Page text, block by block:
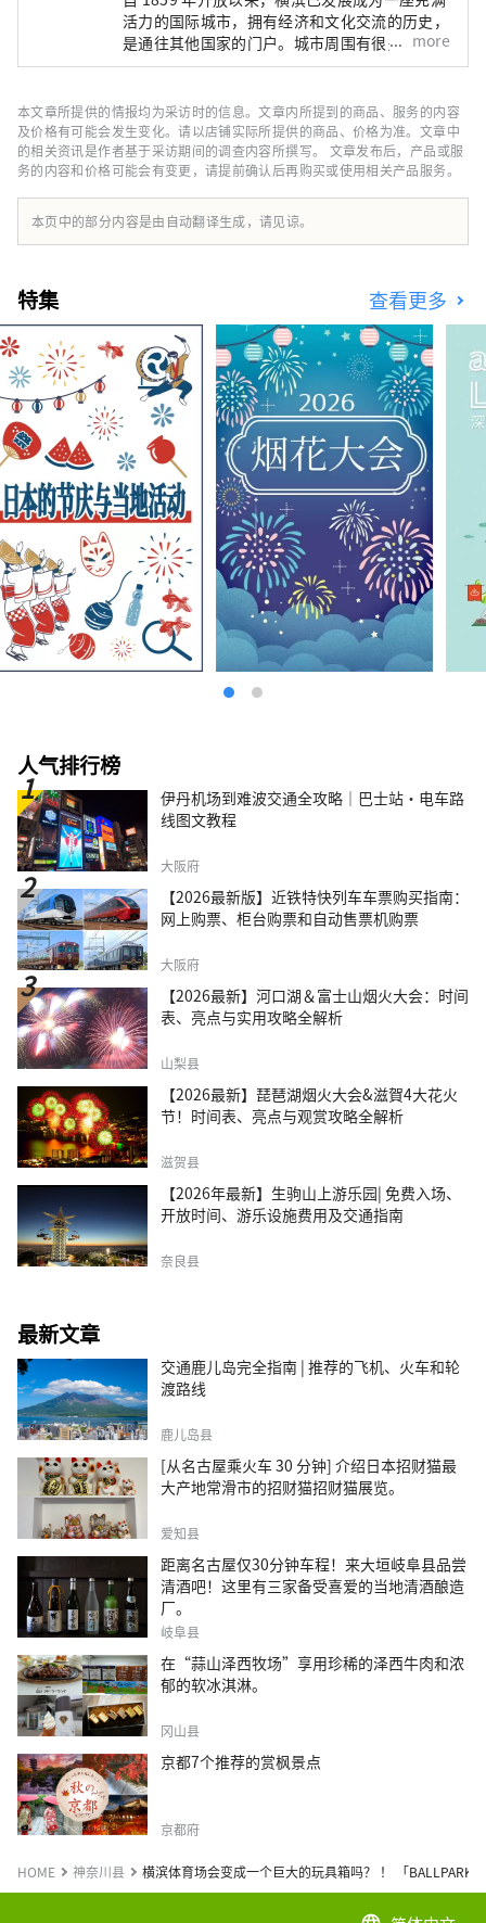
活力的国际城市，拥有经济和文化交流的历史，
是通往其他国家的门户。城市周围有很多景点讲
述着开港的故事，这里是一个开放的港口城镇，
港未来21地区为中心不断变化和发展的城市，
该地区正在为全球企业提供最先进的体验设施和
研发基地。欢迎来到这座令人兴奋的城市，它融
合了精致的城市滨水区和田园诗般的绿色郊区的
魅力！
more
本文章所提供的情报均为采访时的信息。文章内所提到的商品、服务的内容
及价格有可能会发生变化。请以店铺实际所提供的商品、价格为准。文章中
的相关资讯是作者基于采访期间的调查内容所撰写。 文章发布后，产品或服
务的内容和价格可能会有变更，请提前确认后再购买或使用相关产品服务。
本页中的部分内容是由自动翻译生成，请见谅。
特集 查看更多
人气排行榜
伊丹机场到难波交通全攻略｜巴士站・电车路
线图文教程
大阪府
【2026最新版】近铁特快列车车票购买指南：
网上购票、柜台购票和自动售票机购票
大阪府
【2026最新】河口湖＆富士山烟火大会：时间
表、亮点与实用攻略全解析
山梨县
【2026最新】琵琶湖烟火大会&滋賀4大花火
节！时间表、亮点与观赏攻略全解析
滋贺县
【2026年最新】生驹山上游乐园| 免费入场、
开放时间、游乐设施费用及交通指南
奈良县
最新文章
交通鹿儿岛完全指南 | 推荐的飞机、火车和轮
渡路线
鹿儿岛县
[从名古屋乘火车 30 分钟] 介绍日本招财猫最
大产地常滑市的招财猫招财猫展览。
爱知县
距离名古屋仅30分钟车程！来大垣岐阜县品尝
清酒吧！这里有三家备受喜爱的当地清酒酿造
厂。
岐阜县
在“蒜山泽西牧场”享用珍稀的泽西牛肉和浓
郁的软冰淇淋。
冈山县
京都7个推荐的赏枫景点
京都府
HOME 神奈川县 横滨体育场会变成一个巨大的玩具箱吗？ ！ 「BALLPARK